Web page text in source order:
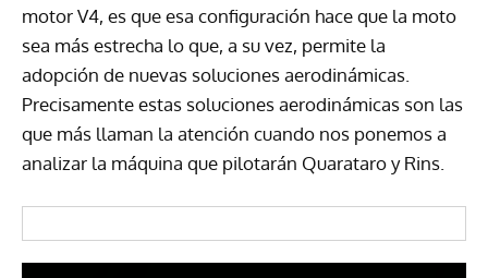
motor V4, es que esa configuración hace que la moto
sea más estrecha lo que, a su vez, permite la
adopción de nuevas soluciones aerodinámicas.
Precisamente estas soluciones aerodinámicas son las
que más llaman la atención cuando nos ponemos a
analizar la máquina que pilotarán Quarataro y Rins.